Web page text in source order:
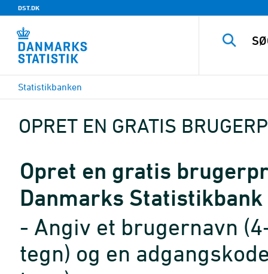
DST.DK
Statistikbanken
OPRET EN GRATIS
Opret en gratis
Danmarks Statistikbank
- Angiv et brugernavn
tegn) og en